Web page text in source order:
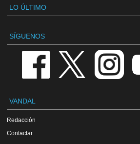
LO ÚLTIMO
SÍGUENOS
VANDAL
Redacción
Contactar